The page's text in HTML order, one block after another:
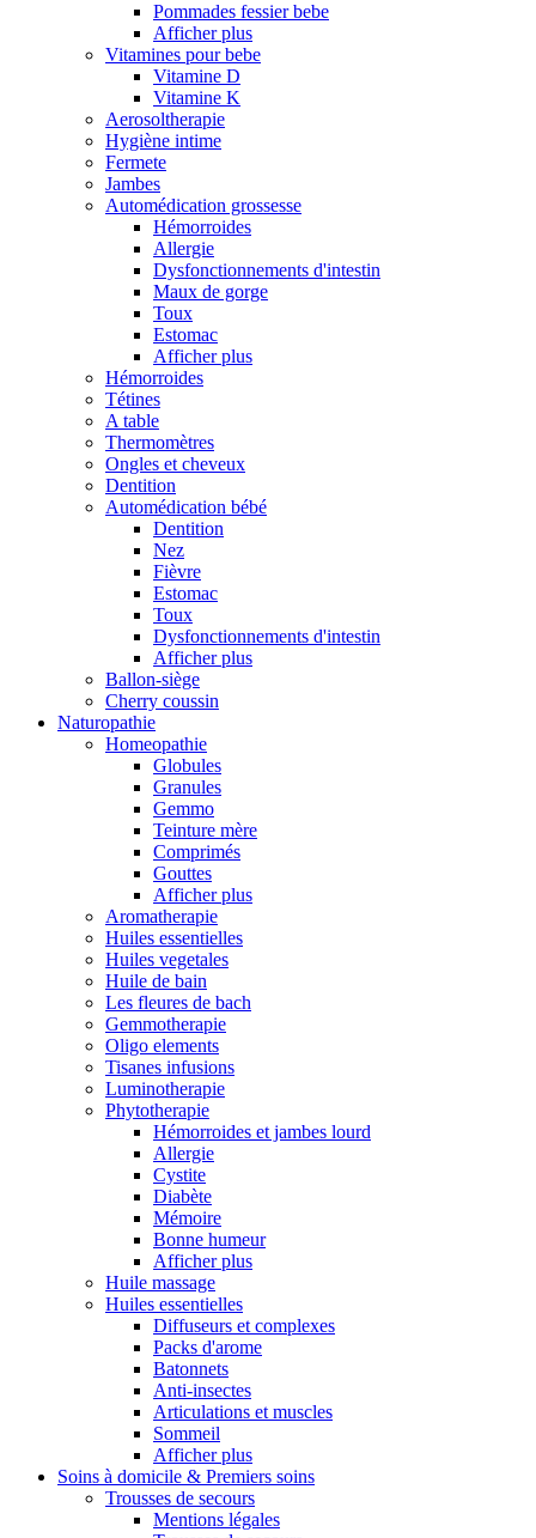
Pommades fessier bebe
Afficher plus
Vitamines pour bebe
Vitamine D
Vitamine K
Aerosoltherapie
Hygiène intime
Fermete
Jambes
Automédication grossesse
Hémorroides
Allergie
Dysfonctionnements d'intestin
Maux de gorge
Toux
Estomac
Afficher plus
Hémorroides
Tétines
A table
Thermomètres
Ongles et cheveux
Dentition
Automédication bébé
Dentition
Nez
Fièvre
Estomac
Toux
Dysfonctionnements d'intestin
Afficher plus
Ballon-siège
Cherry coussin
Naturopathie
Homeopathie
Globules
Granules
Gemmo
Teinture mère
Comprimés
Gouttes
Afficher plus
Aromatherapie
Huiles essentielles
Huiles vegetales
Huile de bain
Les fleures de bach
Gemmotherapie
Oligo elements
Tisanes infusions
Luminotherapie
Phytotherapie
Hémorroides et jambes lourd
Allergie
Cystite
Diabète
Mémoire
Bonne humeur
Afficher plus
Huile massage
Huiles essentielles
Diffuseurs et complexes
Packs d'arome
Batonnets
Anti-insectes
Articulations et muscles
Sommeil
Afficher plus
Soins à domicile & Premiers soins
Trousses de secours
Mentions légales